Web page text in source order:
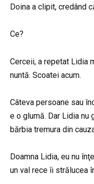
Doina a clipit, credând
Ce?
Cerceii, a repetat Lidia
nuntă. Scoatei acum.
Câteva persoane sau
e o glumă. Dar Lidia nu
bărbia tremura din
Doamna Lidia, eu nu
un val rece îi strălucea